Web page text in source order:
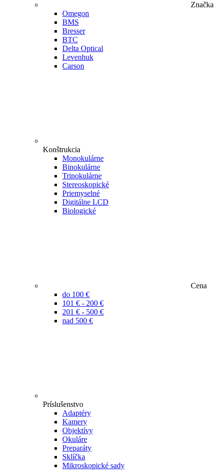
Značka
Omegon
BMS
Bresser
BTC
Delta Optical
Levenhuk
Carson
Konštrukcia
Monokulárne
Binokulárne
Trinokulárne
Stereoskopické
Priemyselné
Digitálne LCD
Biologické
Cena
do 100 €
101 € - 200 €
201 € - 500 €
nad 500 €
Príslušenstvo
Adaptéry
Kamery
Objektívy
Okuláre
Preparáty
Sklíčka
Mikroskopické sady